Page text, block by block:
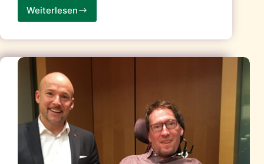
Weiterlesen
Corona
für
erklärt